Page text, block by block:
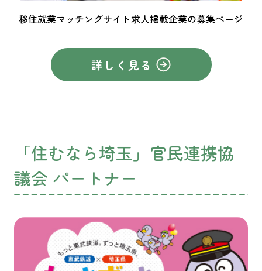
移住就業マッチングサイト求人掲載企業の募集ページ
詳しく見る
「住むなら埼玉」官民連携協
議会 パートナー